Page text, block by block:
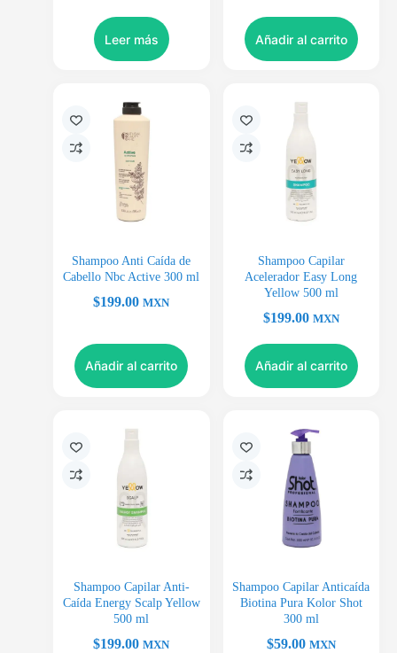
Leer más Añadir al carrito
Shampoo Anti Caída de
Cabello Nbc Active 300 ml
$199.00 MXN
Añadir al carrito
Shampoo Capilar
Acelerador Easy Long
Yellow 500 ml
$199.00 MXN
Añadir al carrito
Shampoo Capilar Anti-
Caída Energy Scalp Yellow
500 ml
$199.00 MXN
Shampoo Capilar Anticaída
Biotina Pura Kolor Shot
300 ml
$59.00 MXN